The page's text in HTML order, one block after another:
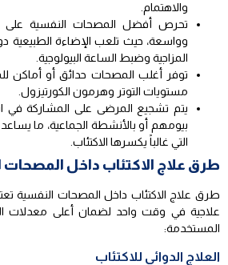
والاهتمام.
تحرص أفضل المصحات النفسية
وواسعة، حيث تلعب الإضاءة الطبيعية
المزاجية وضبط الساعة البيولوجية.
توفر أغلب المصحات حدائق أو أماكن
مستويات التوتر وهرمون الكورتيزول.
يتم تشجيع المرضى على المشاركة في
بيومهم أو بالأنشطة الجماعية، ما
التي غالباً يكسرها الاكتئاب.
طرق علاج الاكتئاب داخل المصحات
طرق علاج الاكتئاب داخل المصحات النفسية
علاجية في وقت واحد لضمان أعلى معدلات
المستخدمة:
العلاج الدوائي للاكتئاب